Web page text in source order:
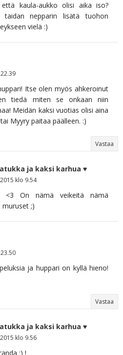
kaula-aukko olisi aika iso?
nepparin lisätä tuohon
vielä :)
Itse olen myös ahkeroinut
tiedä miten se onkaan niin
Meidän kaksi vuotias olisi aina
Myyry paitaa päälleen. :)
Vastaa
ja kaksi karhua ♥
klo 9.54
<3 On nämä veikeitä nämä
;)
ja huppari on kyllä hieno!
Vastaa
ja kaksi karhua ♥
klo 9.56
:) !